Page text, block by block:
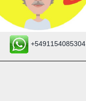
+5491154085304